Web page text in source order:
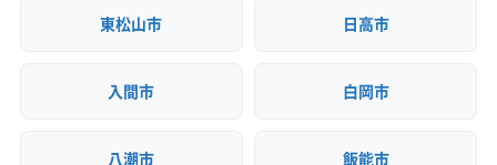
東松山市 日高市
入間市 白岡市
八潮市 飯能市